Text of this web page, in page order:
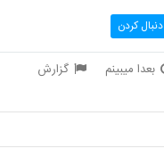
دنبال کردن
بعدا میبینم گزارش